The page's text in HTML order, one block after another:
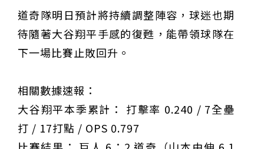
道奇隊明日預計將持續調整陣容，球迷也期
待隨著大谷翔平手感的復甦，能帶領球隊在
下一場比賽止敗回升。
相關數據速報：
大谷翔平本季累計： 打擊率 0.240 / 7全壘
打 / 17打點 / OPS 0.797